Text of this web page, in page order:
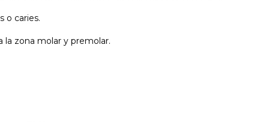
o caries.
la zona molar y premolar.